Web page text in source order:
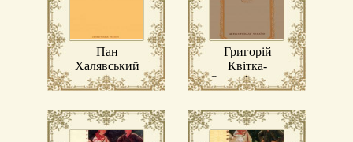
Пан
Халявський
Григорій
Квітка-
Основ’яненко